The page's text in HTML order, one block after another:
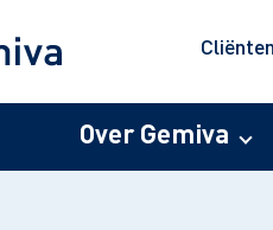
Over Gemiva